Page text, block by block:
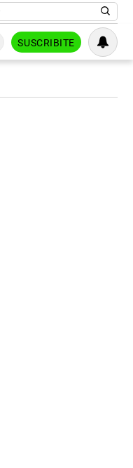
SUSCRIBITE